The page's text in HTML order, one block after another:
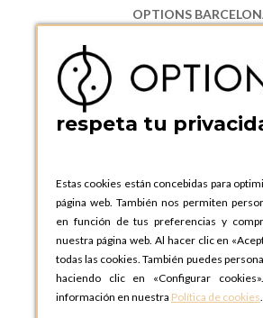
OPTIONS
08130 Santa Perpetua de Moguda,
ESPAñA
Teléfono:
+34 935 724
OPTIONS BARCELONA
ESPAñA
Teléfono:+34 935 724
OPTIONS MADRID
C. Lucio Emilio Cándido,
28803 Alcalá de Henares,
ESPAñA
respeta tu
Estas cookies están concebidas para
página web. También nos permiten
en función de tus preferencias y
nuestra página web. Al hacer clic en
todas las cookies. También puedes
haciendo clic en «Configurar
información en nuestra Política de cookies.